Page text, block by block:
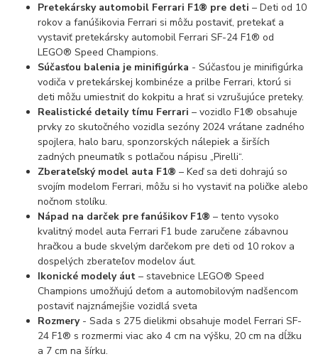
Pretekársky automobil Ferrari F1® pre deti – Deti od 10
rokov a fanúšikovia Ferrari si môžu postaviť, pretekať a
vystaviť pretekársky automobil Ferrari SF-24 F1® od
LEGO® Speed ​​​​Champions.
Súčasťou balenia je minifigúrka - Súčasťou je minifigúrka
vodiča v pretekárskej kombinéze a prilbe Ferrari, ktorú si
deti môžu umiestniť do kokpitu a hrať si vzrušujúce preteky.
Realistické detaily tímu Ferrari – vozidlo F1® obsahuje
prvky zo skutočného vozidla sezóny 2024 vrátane zadného
spojlera, halo baru, sponzorských nálepiek a širších
zadných pneumatík s potlačou nápisu „Pirelli“.
Zberateľský model auta F1® – Keď sa deti dohrajú so
svojím modelom Ferrari, môžu si ho vystaviť na poličke alebo
nočnom stolíku.
Nápad na darček pre fanúšikov F1® – tento vysoko
kvalitný model auta Ferrari F1 bude zaručene zábavnou
hračkou a bude skvelým darčekom pre deti od 10 rokov a
dospelých zberateľov modelov áut.
Ikonické modely áut – stavebnice LEGO® Speed ​​​​
Champions umožňujú deťom a automobilovým nadšencom
postaviť najznámejšie vozidlá sveta
Rozmery- Sada s 275 dielikmi obsahuje model Ferrari SF-
24 F1® s rozmermi viac ako 4 cm na výšku, 20 cm na dĺžku
a 7 cm na šírku.